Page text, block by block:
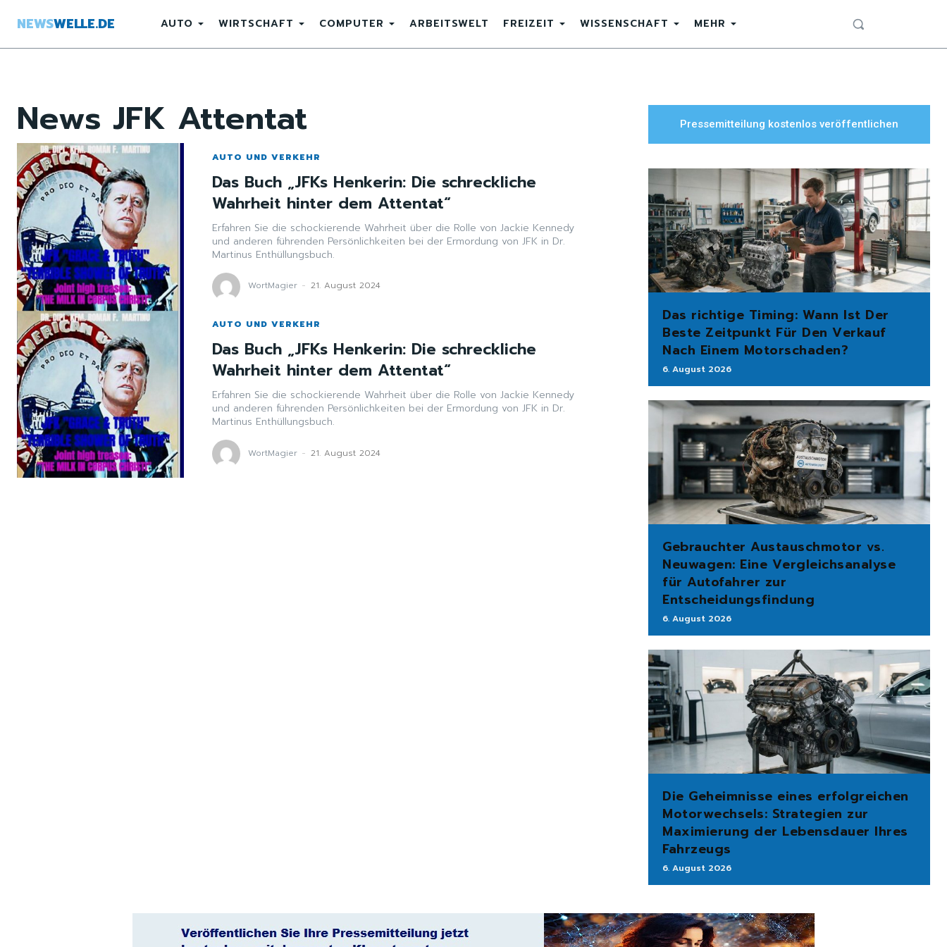
NEWSWELLE.DE AUTO WIRTSCHAFT COMPUTER ARBEITSWELT FREIZEIT WISSENSCHAFT MEHR
News JFK Attentat
AUTO UND VERKEHR
Das Buch „JFKs Henkerin: Die schreckliche
Wahrheit hinter dem Attentat“
Erfahren Sie die schockierende Wahrheit über die Rolle von Jackie Kennedy
und anderen führenden Persönlichkeiten bei der Ermordung von JFK in Dr.
Martinus Enthüllungsbuch.
WortMagier - 21. August 2024
AUTO UND VERKEHR
Das Buch „JFKs Henkerin: Die schreckliche
Wahrheit hinter dem Attentat“
Erfahren Sie die schockierende Wahrheit über die Rolle von Jackie Kennedy
und anderen führenden Persönlichkeiten bei der Ermordung von JFK in Dr.
Martinus Enthüllungsbuch.
WortMagier - 21. August 2024
Pressemitteilung kostenlos veröffentlichen
Das richtige Timing: Wann Ist Der
Beste Zeitpunkt Für Den Verkauf
Nach Einem Motorschaden?
6. August 2026
Gebrauchter Austauschmotor vs.
Neuwagen: Eine Vergleichsanalyse
für Autofahrer zur
Entscheidungsfindung
6. August 2026
Die Geheimnisse eines erfolgreichen
Motorwechsels: Strategien zur
Maximierung der Lebensdauer Ihres
Fahrzeugs
6. August 2026